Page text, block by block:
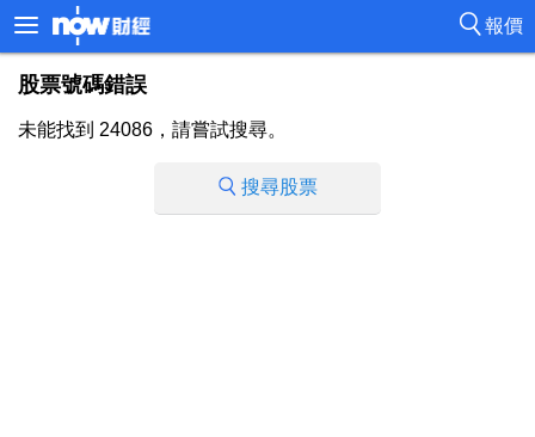
報價
股票號碼錯誤
未能找到 24086，請嘗試搜尋。
搜尋股票